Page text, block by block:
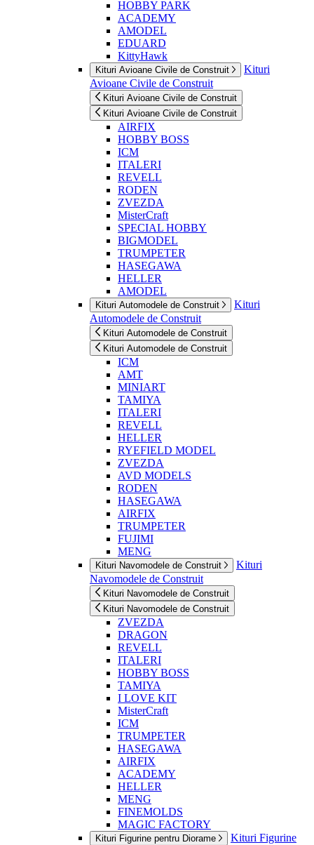
HOBBY PARK
ACADEMY
AMODEL
EDUARD
KittyHawk
Kituri Avioane Civile de Construit
Kituri
Avioane Civile de Construit
Kituri Avioane Civile de Construit
Kituri Avioane Civile de Construit
AIRFIX
HOBBY BOSS
ICM
ITALERI
REVELL
RODEN
ZVEZDA
MisterCraft
SPECIAL HOBBY
BIGMODEL
TRUMPETER
HASEGAWA
HELLER
AMODEL
Kituri Automodele de Construit
Kituri
Automodele de Construit
Kituri Automodele de Construit
Kituri Automodele de Construit
ICM
AMT
MINIART
TAMIYA
ITALERI
REVELL
HELLER
RYEFIELD MODEL
ZVEZDA
AVD MODELS
RODEN
HASEGAWA
AIRFIX
TRUMPETER
FUJIMI
MENG
Kituri Navomodele de Construit
Kituri
Navomodele de Construit
Kituri Navomodele de Construit
Kituri Navomodele de Construit
ZVEZDA
DRAGON
REVELL
ITALERI
HOBBY BOSS
TAMIYA
I LOVE KIT
MisterCraft
ICM
TRUMPETER
HASEGAWA
AIRFIX
ACADEMY
HELLER
MENG
FINEMOLDS
MAGIC FACTORY
Kituri Figurine pentru Diorame
Kituri Figurine